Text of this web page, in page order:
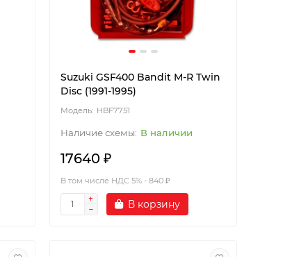
Suzuki GSF400 Bandit M-R Twin
Disc (1991-1995)
HBF7751
В наличии
17640 ₽
В том числе НДС 5% - 840 ₽
В корзину